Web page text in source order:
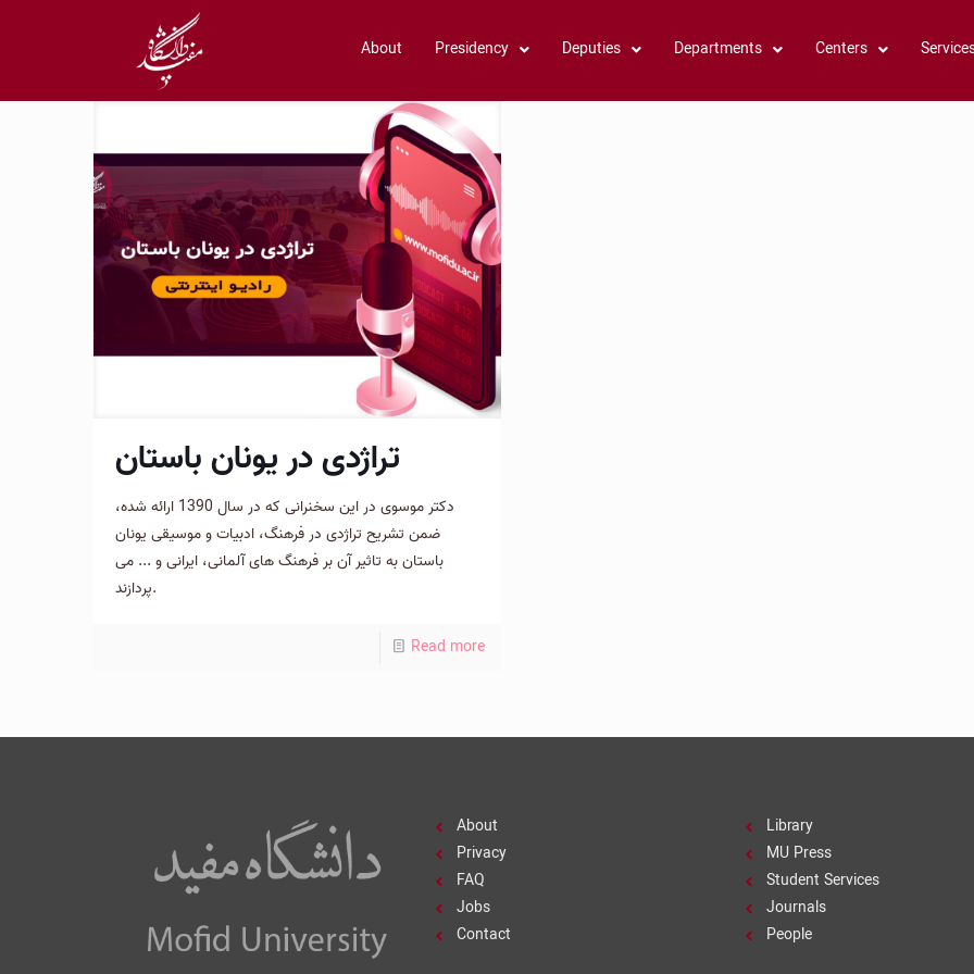
About Presidency Deputies Departments Centers
تراژدی در یونان باستان
دکتر موسوی در این سخنرانی که در سال 1390 ارائه شده،
ضمن تشریح تراژدی در فرهنگ، ادبیات و موسیقی یونان
باستان به تاثیر آن بر فرهنگ های آلمانی، ایرانی و ... می
پردازند.
Read more
About
Privacy
FAQ
Jobs
Contact
Library
MU Press
Student Services
Journals
People